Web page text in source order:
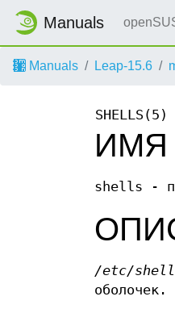
Manuals
Manuals Leap-15.6
SHELLS(5)
ИМЯ
shells -
/etc/
оболочек.